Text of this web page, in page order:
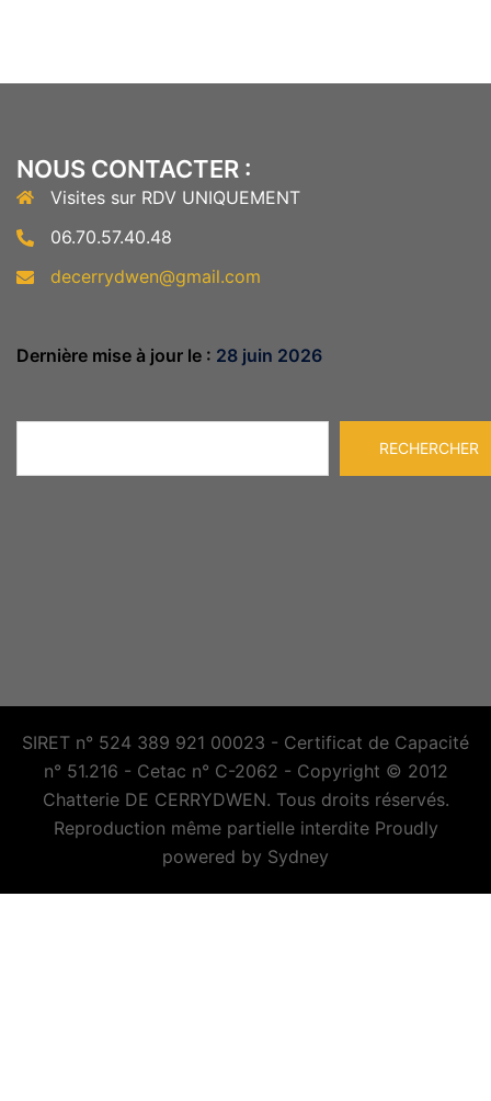
NOUS CONTACTER :
Visites sur RDV UNIQUEMENT
06.70.57.40.48
decerrydwen@gmail.com
Dernière mise à jour le : 28 juin 2026
RECHERCHER
SIRET n° 524 389 921 00023 - Certificat de Capacité
n° 51.216 - Cetac n° C-2062 - Copyright © 2012
Chatterie DE CERRYDWEN. Tous droits réservés.
Reproduction même partielle interdite Proudly
powered by Sydney